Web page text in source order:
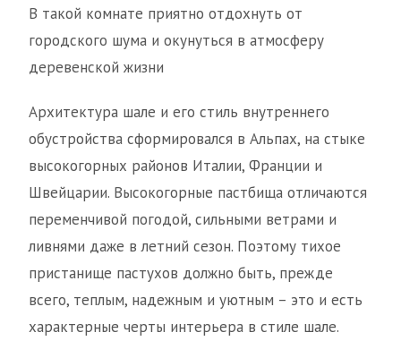
В такой комнате приятно отдохнуть от
городского шума и окунуться в атмосферу
деревенской жизни
Архитектура шале и его стиль внутреннего
обустройства сформировался в Альпах, на стыке
высокогорных районов Италии, Франции и
Швейцарии. Высокогорные пастбища отличаются
переменчивой погодой, сильными ветрами и
ливнями даже в летний сезон. Поэтому тихое
пристанище пастухов должно быть, прежде
всего, теплым, надежным и уютным – это и есть
характерные черты интерьера в стиле шале.